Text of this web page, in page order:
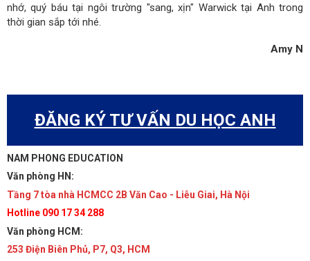
nhớ, quý báu tại ngôi trường "sang, xịn" Warwick tại Anh trong
thời gian sắp tới nhé.
Amy N
ĐĂNG KÝ TƯ VẤN DU HỌC ANH
NAM PHONG EDUCATION
Văn phòng HN:
Tầng 7 tòa nhà HCMCC 2B Văn Cao - Liễu Giai, Hà Nội
Hotline 090 17 34 288
Văn phòng HCM:
253 Điện Biên Phủ, P7, Q3, HCM